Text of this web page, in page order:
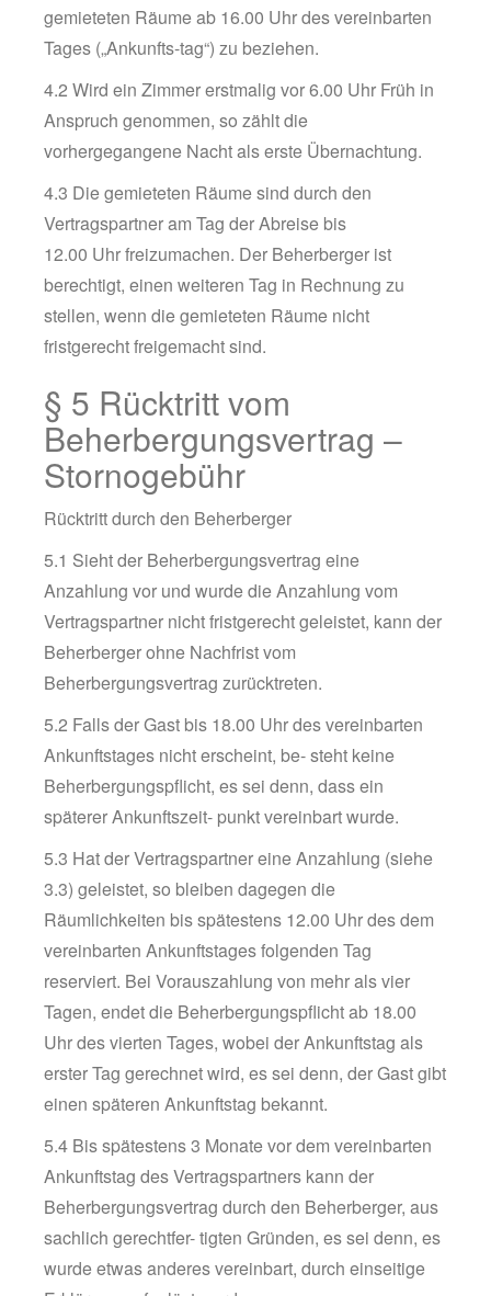
gemieteten Räume ab 16.00 Uhr des vereinbarten
Tages („Ankunfts-tag“) zu beziehen.
4.2 Wird ein Zimmer erstmalig vor 6.00 Uhr Früh in
Anspruch genommen, so zählt die
vorhergegangene Nacht als erste Übernachtung.
4.3 Die gemieteten Räume sind durch den
Vertragspartner am Tag der Abreise bis
12.00 Uhr freizumachen. Der Beherberger ist
berechtigt, einen weiteren Tag in Rechnung zu
stellen, wenn die gemieteten Räume nicht
fristgerecht freigemacht sind.
§ 5 Rücktritt vom
Beherbergungsvertrag –
Stornogebühr
Rücktritt durch den Beherberger
5.1 Sieht der Beherbergungsvertrag eine
Anzahlung vor und wurde die Anzahlung vom
Vertragspartner nicht fristgerecht geleistet, kann der
Beherberger ohne Nachfrist vom
Beherbergungsvertrag zurücktreten.
5.2 Falls der Gast bis 18.00 Uhr des vereinbarten
Ankunftstages nicht erscheint, be- steht keine
Beherbergungspflicht, es sei denn, dass ein
späterer Ankunftszeit- punkt vereinbart wurde.
5.3 Hat der Vertragspartner eine Anzahlung (siehe
3.3) geleistet, so bleiben dagegen die
Räumlichkeiten bis spätestens 12.00 Uhr des dem
vereinbarten Ankunftstages folgenden Tag
reserviert. Bei Vorauszahlung von mehr als vier
Tagen, endet die Beherbergungspflicht ab 18.00
Uhr des vierten Tages, wobei der Ankunftstag als
erster Tag gerechnet wird, es sei denn, der Gast gibt
einen späteren Ankunftstag bekannt.
5.4 Bis spätestens 3 Monate vor dem vereinbarten
Ankunftstag des Vertragspartners kann der
Beherbergungsvertrag durch den Beherberger, aus
sachlich gerechtfer- tigten Gründen, es sei denn, es
wurde etwas anderes vereinbart, durch einseitige